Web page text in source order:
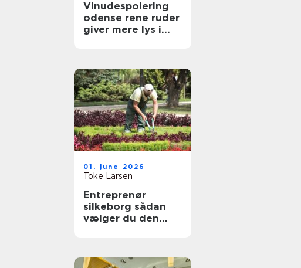
Vinudespolering
odense rene ruder
giver mere lys i
01. june 2026
Toke Larsen
Entreprenør
silkeborg sådan
vælger du den